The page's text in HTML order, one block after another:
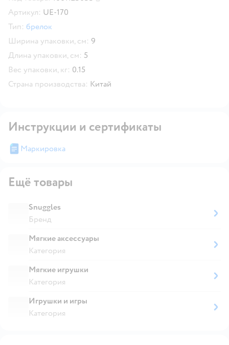
Артикул: UE-170
Тип: брелок
Ширина упаковки, см: 9
Длина упаковки, см: 5
Вес упаковки, кг: 0.15
Страна производства: Китай
Инструкции и сертификаты
Маркировка
Ещё товары
Snuggles
Бренд
Мягкие аксессуары
Категория
Мягкие игрушки
Категория
Игрушки и игры
Категория